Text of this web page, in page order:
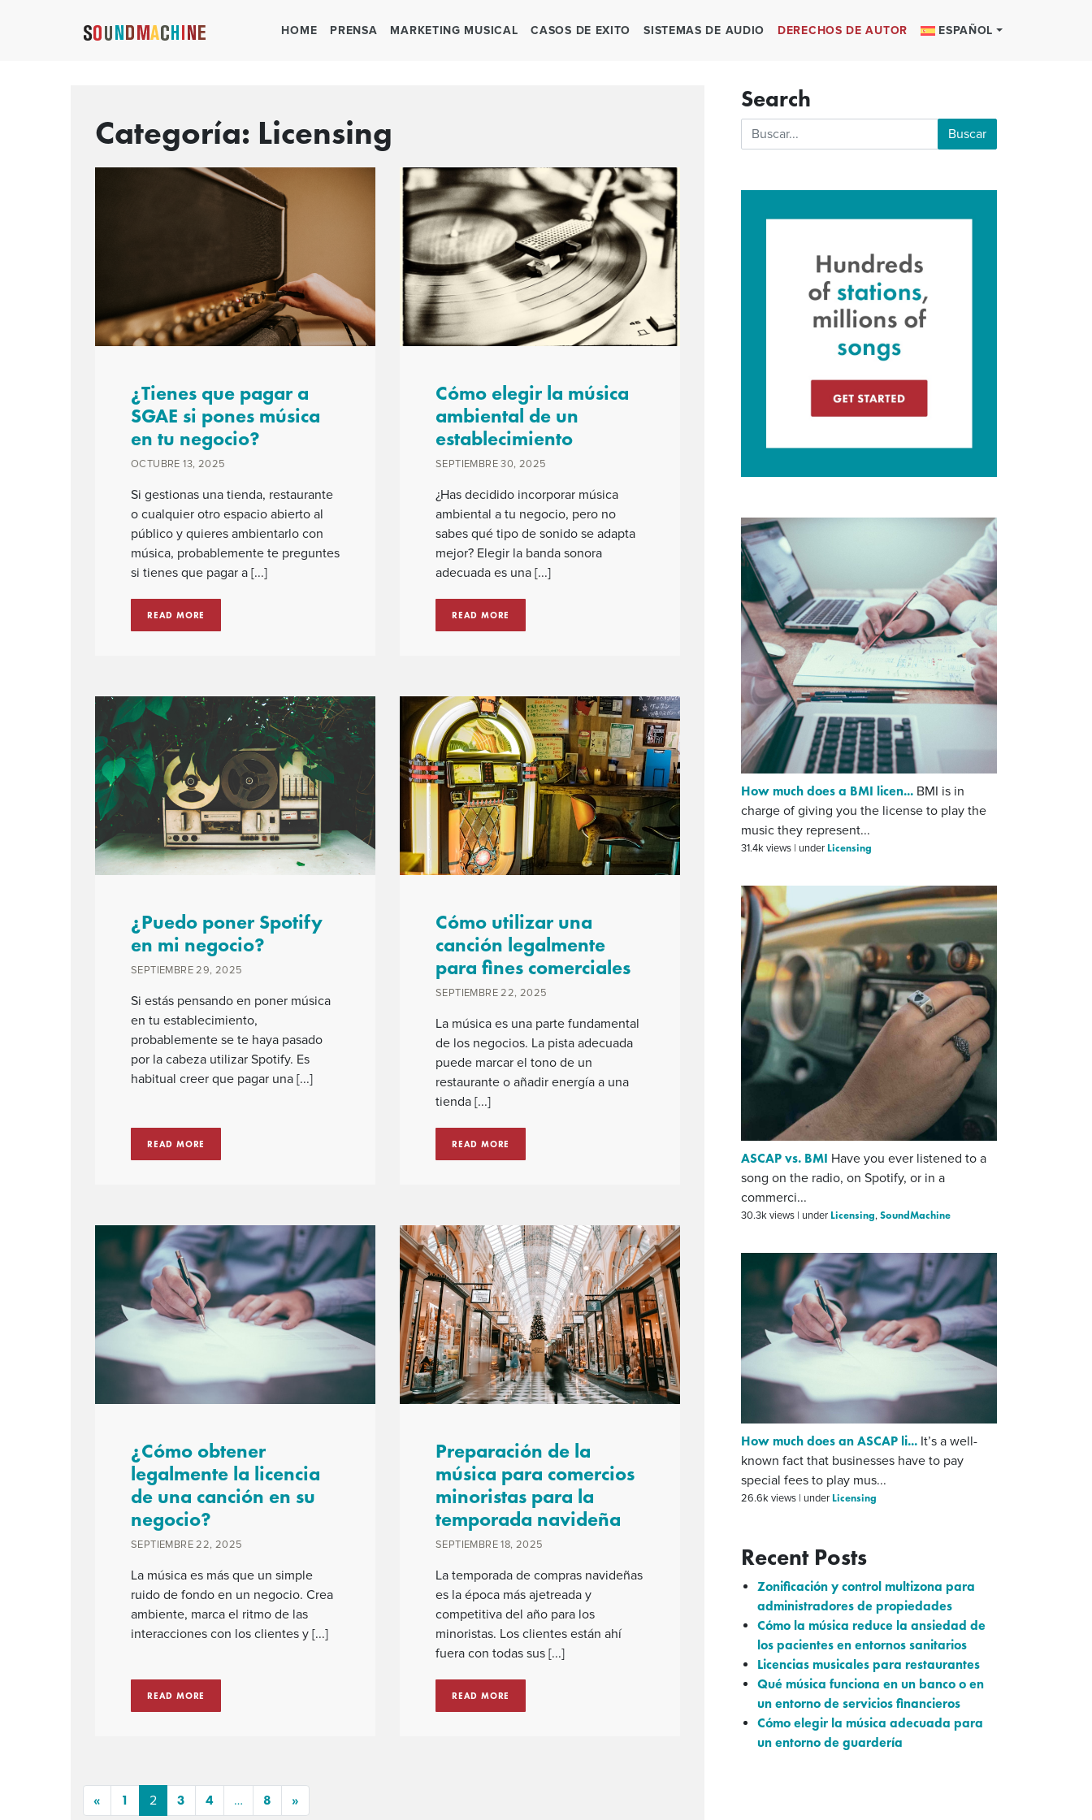
HOME PRENSA MARKETING MUSICAL CASOS DE EXITO SISTEMAS DE AUDIO DERECHOS DE AUTOR ESPAÑOL
Categoría: Licensing
¿Tienes que pagar a
SGAE si pones música
en tu negocio?
OCTUBRE 13, 2025
Si gestionas una tienda, restaurante
o cualquier otro espacio abierto al
público y quieres ambientarlo con
música, probablemente te preguntes
si tienes que pagar a [...]
READ MORE
Cómo elegir la música
ambiental de un
establecimiento
SEPTIEMBRE 30, 2025
¿Has decidido incorporar música
ambiental a tu negocio, pero no
sabes qué tipo de sonido se adapta
mejor? Elegir la banda sonora
adecuada es una [...]
READ MORE
¿Puedo poner Spotify
en mi negocio?
SEPTIEMBRE 29, 2025
Si estás pensando en poner música
en tu establecimiento,
probablemente se te haya pasado
por la cabeza utilizar Spotify. Es
habitual creer que pagar una [...]
READ MORE
Cómo utilizar una
canción legalmente
para fines comerciales
SEPTIEMBRE 22, 2025
La música es una parte fundamental
de los negocios. La pista adecuada
puede marcar el tono de un
restaurante o añadir energía a una
tienda [...]
READ MORE
¿Cómo obtener
legalmente la licencia
de una canción en su
negocio?
SEPTIEMBRE 22, 2025
La música es más que un simple
ruido de fondo en un negocio. Crea
ambiente, marca el ritmo de las
interacciones con los clientes y [...]
READ MORE
Preparación de la
música para comercios
minoristas para la
temporada navideña
SEPTIEMBRE 18, 2025
La temporada de compras navideñas
es la época más ajetreada y
competitiva del año para los
minoristas. Los clientes están ahí
fuera con todas sus [...]
READ MORE
« 1 2 3 4 … 8 »
Search
Buscar:
How much does a BMI licen... BMI is in
charge of giving you the license to play the
music they represent...
31.4k views | under Licensing
ASCAP vs. BMI Have you ever listened to a
song on the radio, on Spotify, or in a
commerci...
30.3k views | under Licensing,SoundMachine
How much does an ASCAP li... It’s a well-
known fact that businesses have to pay
special fees to play mus...
26.6k views | under Licensing
Recent Posts
Zonificación y control multizona para
administradores de propiedades
Cómo la música reduce la ansiedad de
los pacientes en entornos sanitarios
Licencias musicales para restaurantes
Qué música funciona en un banco o en
un entorno de servicios financieros
Cómo elegir la música adecuada para
un entorno de guardería